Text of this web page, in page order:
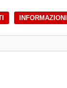
INFORMAZIONI